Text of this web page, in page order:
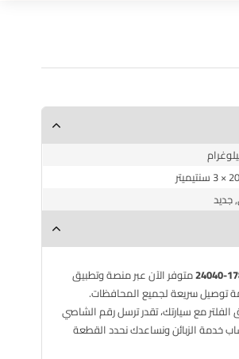
جديد
متوفر الآن عبر منصة وتطبيق
توصيل سريعة لجميع المحافظات.
مع سيارتك، تقدر ترسل رقم الشاصي
خدمة الزبائن ونساعدك نحدد القطعة